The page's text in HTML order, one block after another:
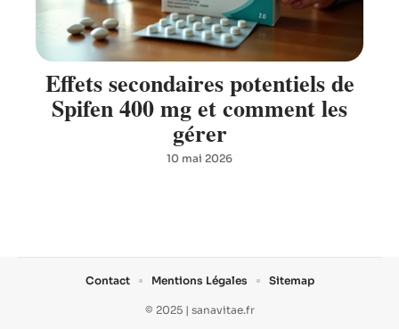
Effets secondaires potentiels de
Spifen 400 mg et comment les
gérer
10 mai 2026
© 2025 | sanavitae.fr
Contact Mentions Légales Sitemap